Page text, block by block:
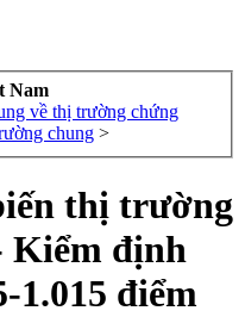
Nam
về thị trường chứng
chung >
thị trường
Kiểm định
1.015 điểm